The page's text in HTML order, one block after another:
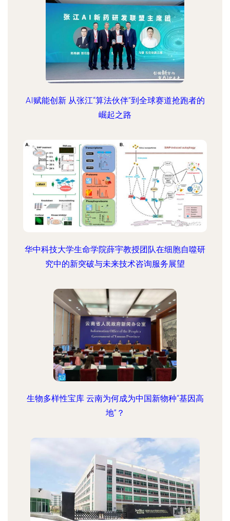
AI赋能创新 从张江“算法伙伴”到全球赛道抢跑者的
崛起之路
华中科技大学生命学院薛宇教授团队在细胞自噬研
究中的新突破与未来技术咨询服务展望
生物多样性宝库 云南为何成为中国新物种“基因高
地”？